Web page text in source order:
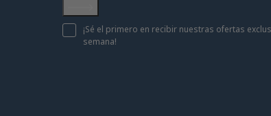
Subscribe
¡Sé el primero en recibir nuestras ofertas
semana!